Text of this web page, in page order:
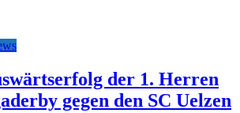
der 1. Herren
gegen den SC Uelzen